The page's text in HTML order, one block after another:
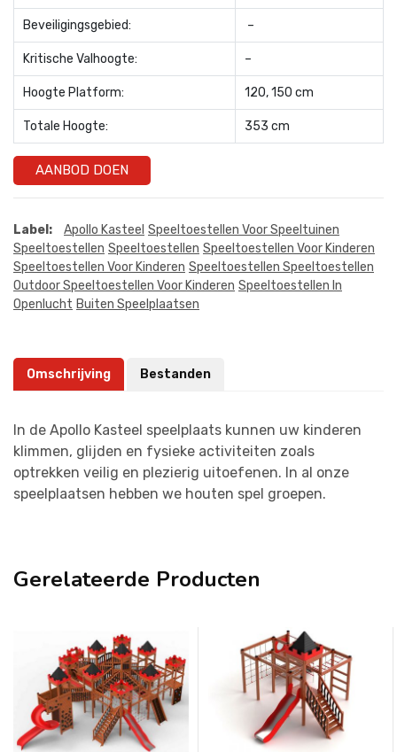
Beveiligingsgebied: –
Kritische Valhoogte: –
Hoogte Platform: 120, 150 cm
Totale Hoogte: 353 cm
AANBOD DOEN
Label: Apollo Kasteel Speeltoestellen Voor Speeltuinen
Speeltoestellen Speeltoestellen Speeltoestellen Voor Kinderen
Speeltoestellen Voor Kinderen Speeltoestellen Speeltoestellen
Outdoor Speeltoestellen Voor Kinderen Speeltoestellen In
Openlucht Buiten Speelplaatsen
Omschrijving Bestanden
In de Apollo Kasteel speelplaats kunnen uw kinderen
klimmen, glijden en fysieke activiteiten zoals
optrekken veilig en plezierig uitoefenen. In al onze
speelplaatsen hebben we houten spel groepen.
Gerelateerde Producten